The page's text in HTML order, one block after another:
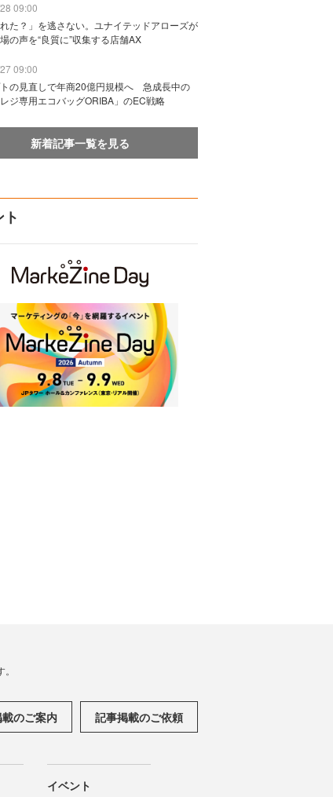
09:00
れた？」を逃さない。ユナイテッドアローズが
の声を“良質に”収集する店舗AX
09:00
の見直しで年商20億円規模へ 急成長中の
レジ専用エコバッグORIBA」のEC戦略
新着記事一覧を見る
のご案内 記事掲載のご依頼
イベント